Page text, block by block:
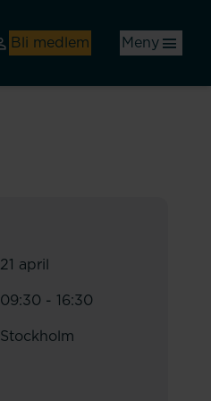
Bli medlem Meny
21 april
09:30 - 16:30
Stockholm